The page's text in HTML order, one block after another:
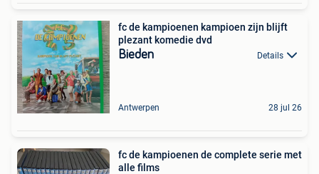
fc de kampioenen kampioen zijn blijft
plezant komedie dvd
Bieden Details
Antwerpen 28 jul 26
fc de kampioenen de complete serie met
alle films